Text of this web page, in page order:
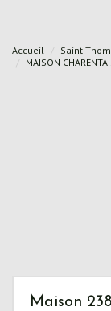
Accueil
Saint-
MAISON
Maison